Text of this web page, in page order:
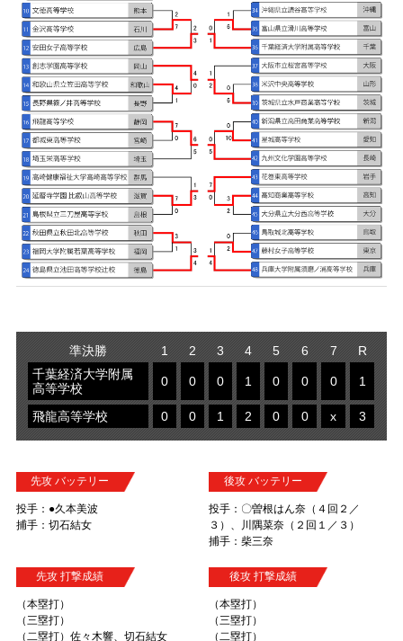
準決勝 1 2 3 4 5 6 7
R
千葉経済大学附属
高等学校
0 0 0 1 0 0 0 1
飛龍高等学校 0 0 1 2 0 0 x 3
先攻 バッテリー
投手：●久本美波
捕手：切石結女
後攻 バッテリー
投手：〇曽根はん奈（４回２／
３）、川隅菜奈（２回１／３）
捕手：柴三奈
先攻 打撃成績
（本塁打）
（三塁打）
（二塁打）佐々木響、切石結女
後攻 打撃成績
（本塁打）
（三塁打）
（二塁打）